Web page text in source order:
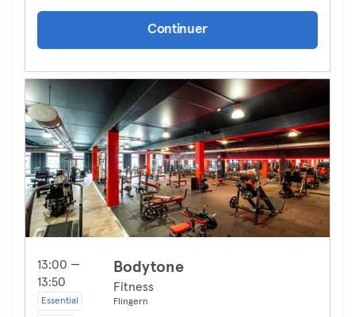
Continuer
13:00 —
13:50
Essential
Bodytone
Fitness
Flingern